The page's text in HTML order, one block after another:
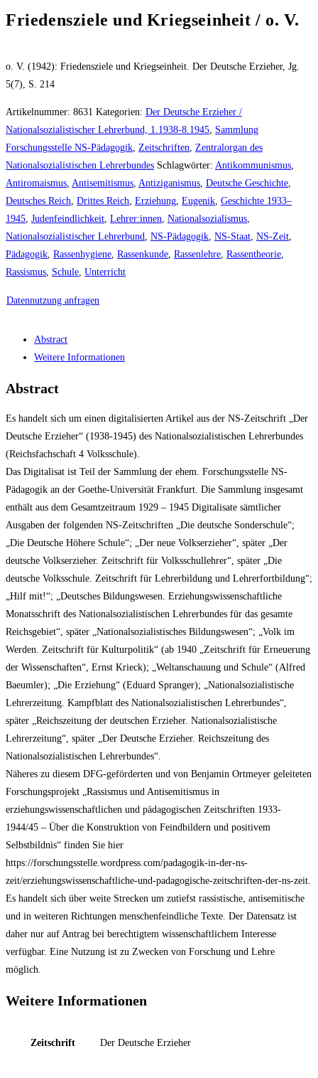
Friedensziele und Kriegseinheit / o. V.
o. V. (1942): Friedensziele und Kriegseinheit. Der Deutsche Erzieher, Jg.
5(7), S. 214
Artikelnummer: 8631 Kategorien: Der Deutsche Erzieher /
Nationalsozialistischer Lehrerbund, 1.1938-8.1945, Sammlung
Forschungsstelle NS-Pädagogik, Zeitschriften, Zentralorgan des
Nationalsozialistischen Lehrerbundes Schlagwörter: Antikommunismus,
Antiromaismus, Antisemitismus, Antiziganismus, Deutsche Geschichte,
Deutsches Reich, Drittes Reich, Erziehung, Eugenik, Geschichte 1933–
1945, Judenfeindlichkeit, Lehrer:innen, Nationalsozialismus,
Nationalsozialistischer Lehrerbund, NS-Pädagogik, NS-Staat, NS-Zeit,
Pädagogik, Rassenhygiene, Rassenkunde, Rassenlehre, Rassentheorie,
Rassismus, Schule, Unterricht
Datennutzung anfragen
Abstract
Weitere Informationen
Abstract
Es handelt sich um einen digitalisierten Artikel aus der NS-Zeitschrift „Der
Deutsche Erzieher“ (1938-1945) des Nationalsozialistischen Lehrerbundes
(Reichsfachschaft 4 Volksschule).
Das Digitalisat ist Teil der Sammlung der ehem. Forschungsstelle NS-
Pädagogik an der Goethe-Universität Frankfurt. Die Sammlung insgesamt
enthält aus dem Gesamtzeitraum 1929 – 1945 Digitalisate sämtlicher
Ausgaben der folgenden NS-Zeitschriften „Die deutsche Sonderschule“;
„Die Deutsche Höhere Schule“; „Der neue Volkserzieher“, später „Der
deutsche Volkserzieher. Zeitschrift für Volksschullehrer“, später „Die
deutsche Volksschule. Zeitschrift für Lehrerbildung und Lehrerfortbildung“;
„Hilf mit!“; „Deutsches Bildungswesen. Erziehungswissenschaftliche
Monatsschrift des Nationalsozialistischen Lehrerbundes für das gesamte
Reichsgebiet“, später „Nationalsozialistisches Bildungswesen“; „Volk im
Werden. Zeitschrift für Kulturpolitik“ (ab 1940 „Zeitschrift für Erneuerung
der Wissenschaften“, Ernst Krieck); „Weltanschauung und Schule“ (Alfred
Baeumler); „Die Erziehung“ (Eduard Spranger); „Nationalsozialistische
Lehrerzeitung. Kampfblatt des Nationalsozialistischen Lehrerbundes“,
später „Reichszeitung der deutschen Erzieher. Nationalsozialistische
Lehrerzeitung“, später „Der Deutsche Erzieher. Reichszeitung des
Nationalsozialistischen Lehrerbundes“.
Näheres zu diesem DFG-geförderten und von Benjamin Ortmeyer geleiteten
Forschungsprojekt „Rassismus und Antisemitismus in
erziehungswissenschaftlichen und pädagogischen Zeitschriften 1933-
1944/45 – Über die Konstruktion von Feindbildern und positivem
Selbstbildnis“ finden Sie hier
https://forschungsstelle.wordpress.com/padagogik-in-der-ns-
zeit/erziehungswissenschaftliche-und-padagogische-zeitschriften-der-ns-zeit.
Es handelt sich über weite Strecken um zutiefst rassistische, antisemitische
und in weiteren Richtungen menschenfeindliche Texte. Der Datensatz ist
daher nur auf Antrag bei berechtigtem wissenschaftlichem Interesse
verfügbar. Eine Nutzung ist zu Zwecken von Forschung und Lehre
möglich.
Weitere Informationen
Zeitschrift Der Deutsche Erzieher